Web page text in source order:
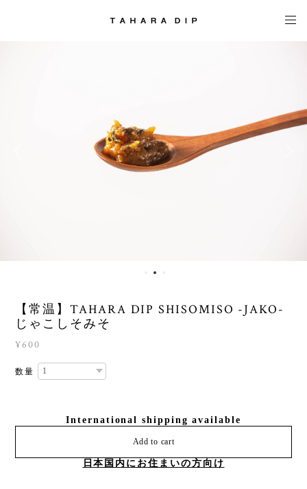
【常温】TAHARA DIP SHISOMISO -JAKO-
じゃこしそみそ
¥600
数量
International shipping available
Add to cart
日本国内にお住まいの方向け